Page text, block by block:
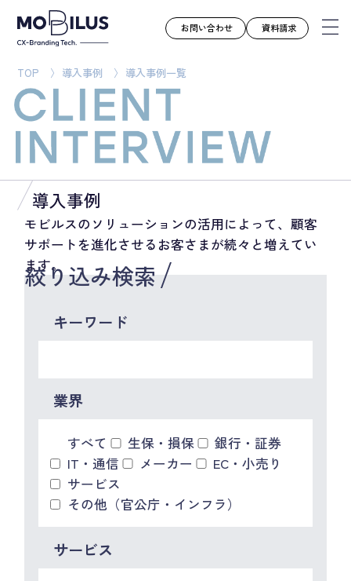
モビルスとは
サービス
導入事例
ユースケース
お知らせ
セミナー
お役立ち資料
採用情報
CX向上情報サイト
お問い合わせ 資料請求
TOP 導入事例 導入事例一覧
導入事例
モビルスのソリューションの活用によって、顧客
サポートを進化させるお客さまが続々と増えてい
ます。
絞り込み検索
キーワード
業界
すべて 生保・損保
銀行・証券
IT・通信
メーカー
EC・小売り
サービス
その他（官公庁・インフラ）
サービス